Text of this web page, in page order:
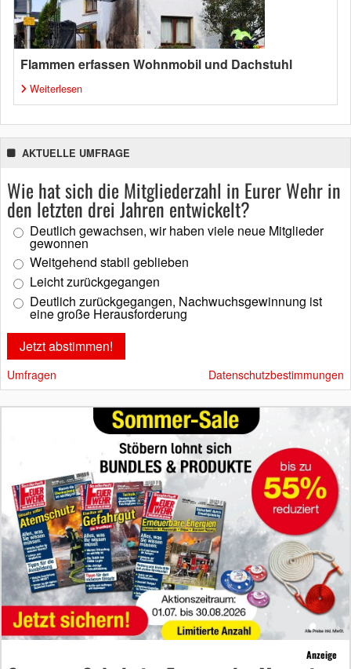
Flammen erfassen Wohnmobil und Dachstuhl
Weiterlesen
AKTUELLE UMFRAGE
Wie hat sich die Mitgliederzahl in Eurer Wehr in
den letzten drei Jahren entwickelt?
Deutlich gewachsen, wir haben viele neue Mitglieder
gewonnen
Weitgehend stabil geblieben
Leicht zurückgegangen
Deutlich zurückgegangen, Nachwuchsgewinnung ist
eine große Herausforderung
Umfragen Datenschutzbestimmungen
Anzeige